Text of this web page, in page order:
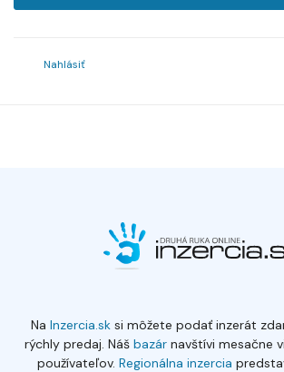
Nahlásiť
Na Inzercia.sksi môžete podať inzerát
rýchly predaj. Náš bazárnavštívi mesačne
používateľov. Regionálna inzercia